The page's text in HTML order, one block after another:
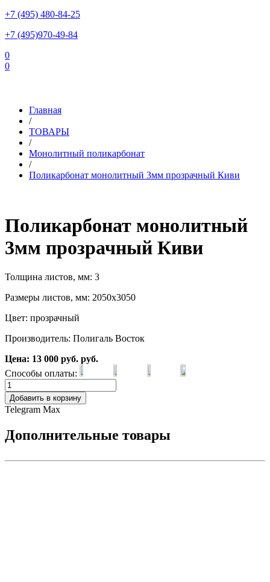
+7 (495) 480-84-25
+7 (495)970-49-84
0
0
Главная
/
ТОВАРЫ
/
Монолитный поликарбонат
/
Поликарбонат монолитный 3мм прозрачный Киви
Поликарбонат монолитный
3мм прозрачный Киви
Толщина листов, мм: 3
Размеры листов, мм: 2050х3050
Цвет: прозрачный
Производитель: Полигаль Восток
Цена: 13 000 руб. руб.
Способы оплаты:
Добавить в корзину
Telegram Max
Дополнительные товары